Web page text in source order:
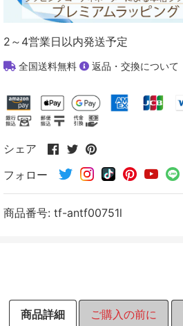
2～4営業日以内発送予定
全国送料無料 返品・交換について
シェア
Facebook
シ
ェ
ア
す
Twitter
シ
ェ
ア
Pinterest
シ
ェ
ア
フォロー
商品番号: tf-antf00751l
商品詳細 ご購入の前に